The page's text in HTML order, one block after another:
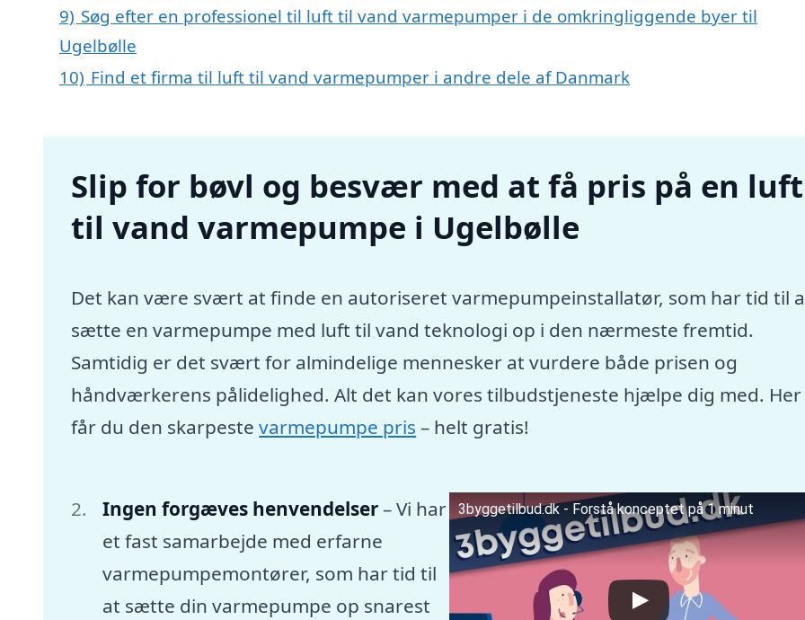
9) Søg efter en professionel til luft til vand varmepumper i de omkringliggende byer til
Ugelbølle
10) Find et firma til luft til vand varmepumper i andre dele af Danmark
Slip for bøvl og besvær med at få pris på en luft
til vand varmepumpe i Ugelbølle
Det kan være svært at finde en autoriseret varmepumpeinstallatør, som har tid til
sætte en varmepumpe med luft til vand teknologi op i den nærmeste fremtid.
Samtidig er det svært for almindelige mennesker at vurdere både prisen og
håndværkerens pålidelighed. Alt det kan vores tilbudstjeneste hjælpe dig med. Her
får du den skarpestevarmepumpe pris – helt gratis!
Ingen forgæves henvendelser– Vi har
et fast samarbejde med erfarne
varmepumpemontører, som har tid til
at sætte din varmepumpe op snarest
3byggetilbud.dk - Forstå konceptet på 1 minut